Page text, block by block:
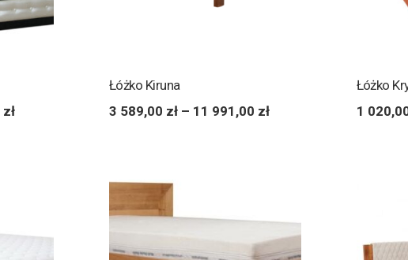
zł
Łóżko Kiruna
3 589,00 zł – 11 991,00 zł
Łóżko
1